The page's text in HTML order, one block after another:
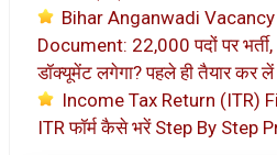
Bihar Anganwadi
Document: 22,000 पदों पर
डॉक्यूमेंट लगेगा? पहले ही तैयार कर
Income Tax Return (ITR)
ITR फॉर्म कैसे भरें Step By Step